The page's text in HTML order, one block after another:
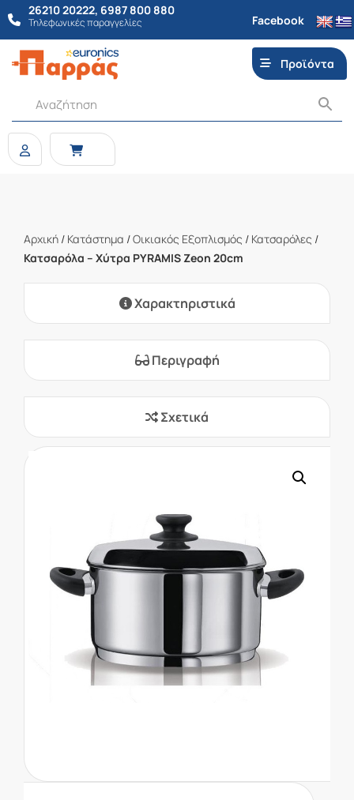
26210 20222, 6987 800 880
Τηλεφωνικές παραγγελίες Facebook
Προϊόντα
Αρχική / Κατάστημα /Οικιακός Εξοπλισμός / Κατσαρόλες /
Κατσαρόλα – Χύτρα PYRAMIS Zeon 20cm
Χαρακτηριστικά
Περιγραφή
Σχετικά